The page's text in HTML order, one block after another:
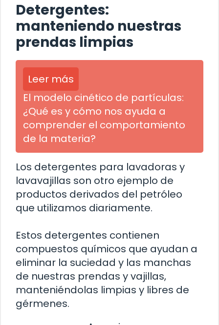
Detergentes:
manteniendo nuestras
prendas limpias
Leer más
El modelo cinético de partículas:
¿Qué es y cómo nos ayuda a
comprender el comportamiento
de la materia?
Los detergentes para lavadoras y
lavavajillas son otro ejemplo de
productos derivados del petróleo
que utilizamos diariamente.
Estos detergentes contienen
compuestos químicos que ayudan a
eliminar la suciedad y las manchas
de nuestras prendas y vajillas,
manteniéndolas limpias y libres de
gérmenes.